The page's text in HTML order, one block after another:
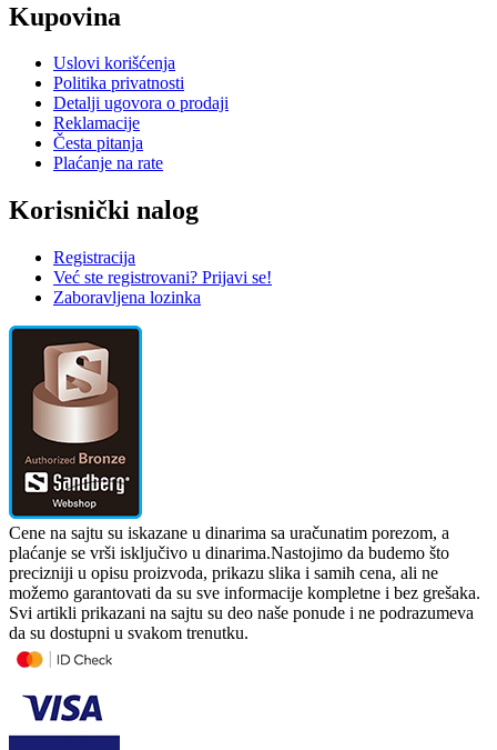
Kupovina
Uslovi korišćenja
Politika privatnosti
Detalji ugovora o prodaji
Reklamacije
Česta pitanja
Plaćanje na rate
Korisnički nalog
Registracija
Već ste registrovani? Prijavi se!
Zaboravljena lozinka
Cene na sajtu su iskazane u dinarima sa uračunatim porezom, a
plaćanje se vrši isključivo u dinarima.Nastojimo da budemo što
precizniji u opisu proizvoda, prikazu slika i samih cena, ali ne
možemo garantovati da su sve informacije kompletne i bez grešaka.
Svi artikli prikazani na sajtu su deo naše ponude i ne podrazumeva
da su dostupni u svakom trenutku.